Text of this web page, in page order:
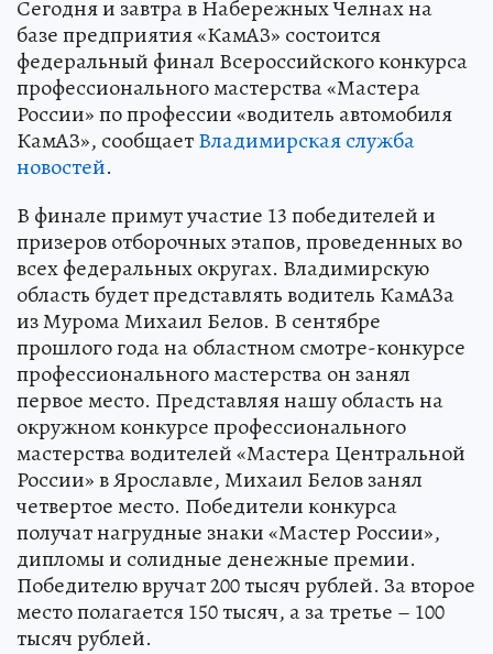
Сегодня и завтра в Набережных Челнах на
базе предприятия «КамАЗ» состоится
федеральный финал Всероссийского конкурса
профессионального мастерства «Мастера
России» по профессии «водитель автомобиля
КамАЗ», сообщаетВладимирская служба
новостей.
В финале примут участие 13 победителей и
призеров отборочных этапов, проведенных во
всех федеральных округах. Владимирскую
область будет представлять водитель КамАЗа
из Мурома Михаил Белов. В сентябре
прошлого года на областном смотре-конкурсе
профессионального мастерства он занял
первое место. Представляя нашу область на
окружном конкурсе профессионального
мастерства водителей «Мастера Центральной
России» в Ярославле, Михаил Белов занял
четвертое место. Победители конкурса
получат нагрудные знаки «Мастер России»,
дипломы и солидные денежные премии.
Победителю вручат 200 тысяч рублей. За второе
место полагается 150 тысяч, а за третье – 100
тысяч рублей.